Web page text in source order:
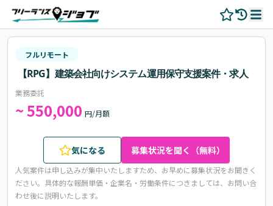
フルリモート
【RPG】建築会社向けシステム運用保守支援案件・求人
業務委託
~ 550,000 円/月額
気になる 募集状況を聞く（無料）
人気案件は申し込みが集中いたしますため、お早めに募集状況をお聞きく
ださい。 具体的な報酬単価・企業名・労働条件につきましては、お問い合
わせ後に説明いたします。